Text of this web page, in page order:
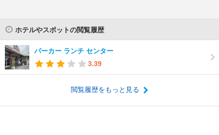
ホテルやスポットの閲覧履歴
パーカー ランチ センター
3.39
閲覧履歴をもっと見る